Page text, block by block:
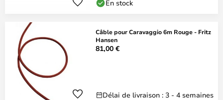
En stock
Câble pour Caravaggio 6m Rouge - Fritz
Hansen
81,00 €
Délai de livraison : 3 - 4 semaines